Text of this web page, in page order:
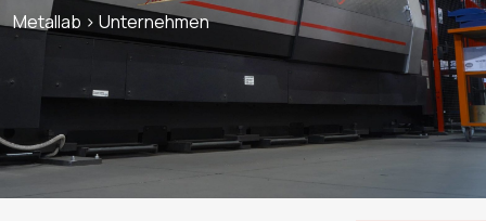
Metallab > Unternehmen